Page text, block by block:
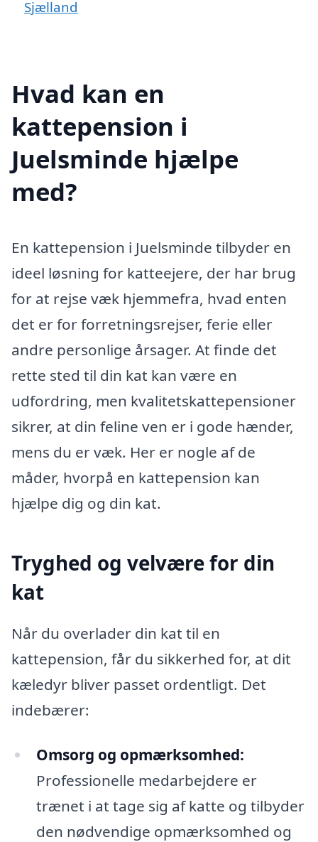
Sjælland
Hvad kan en
kattepension i
Juelsminde hjælpe
med?
En kattepension i Juelsminde tilbyder en
ideel løsning for katteejere, der har brug
for at rejse væk hjemmefra, hvad enten
det er for forretningsrejser, ferie eller
andre personlige årsager. At finde det
rette sted til din kat kan være en
udfordring, men kvalitetskattepensioner
sikrer, at din feline ven er i gode hænder,
mens du er væk. Her er nogle af de
måder, hvorpå en kattepension kan
hjælpe dig og din kat.
Tryghed og velvære for din
kat
Når du overlader din kat til en
kattepension, får du sikkerhed for, at dit
kæledyr bliver passet ordentligt. Det
indebærer:
Omsorg og opmærksomhed:
Professionelle medarbejdere er
trænet i at tage sig af katte og tilbyder
den nødvendige opmærksomhed og